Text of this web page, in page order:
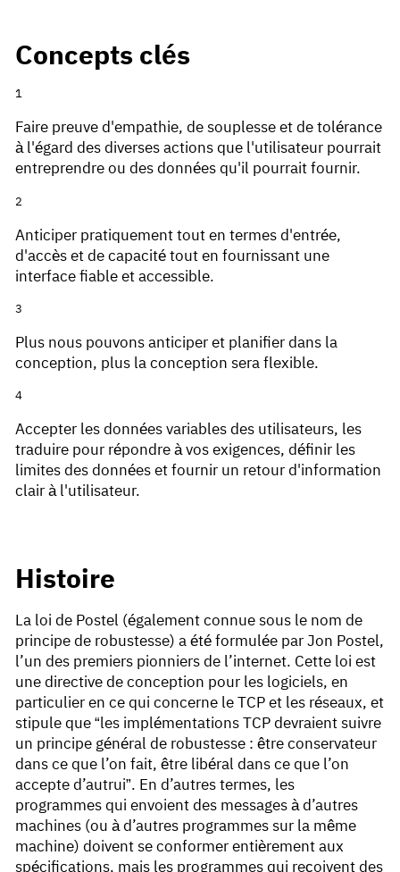
Concepts clés
Faire preuve d'empathie, de souplesse et de tolérance
à l'égard des diverses actions que l'utilisateur pourrait
entreprendre ou des données qu'il pourrait fournir.
Anticiper pratiquement tout en termes d'entrée,
d'accès et de capacité tout en fournissant une
interface fiable et accessible.
Plus nous pouvons anticiper et planifier dans la
conception, plus la conception sera flexible.
Accepter les données variables des utilisateurs, les
traduire pour répondre à vos exigences, définir les
limites des données et fournir un retour d'information
clair à l'utilisateur.
Histoire
La loi de Postel (également connue sous le nom de
principe de robustesse) a été formulée par Jon Postel,
l’un des premiers pionniers de l’internet. Cette loi est
une directive de conception pour les logiciels, en
particulier en ce qui concerne le TCP et les réseaux, et
stipule que “les implémentations TCP devraient suivre
un principe général de robustesse : être conservateur
dans ce que l’on fait, être libéral dans ce que l’on
accepte d’autrui”. En d’autres termes, les
programmes qui envoient des messages à d’autres
machines (ou à d’autres programmes sur la même
machine) doivent se conformer entièrement aux
spécifications, mais les programmes qui reçoivent des